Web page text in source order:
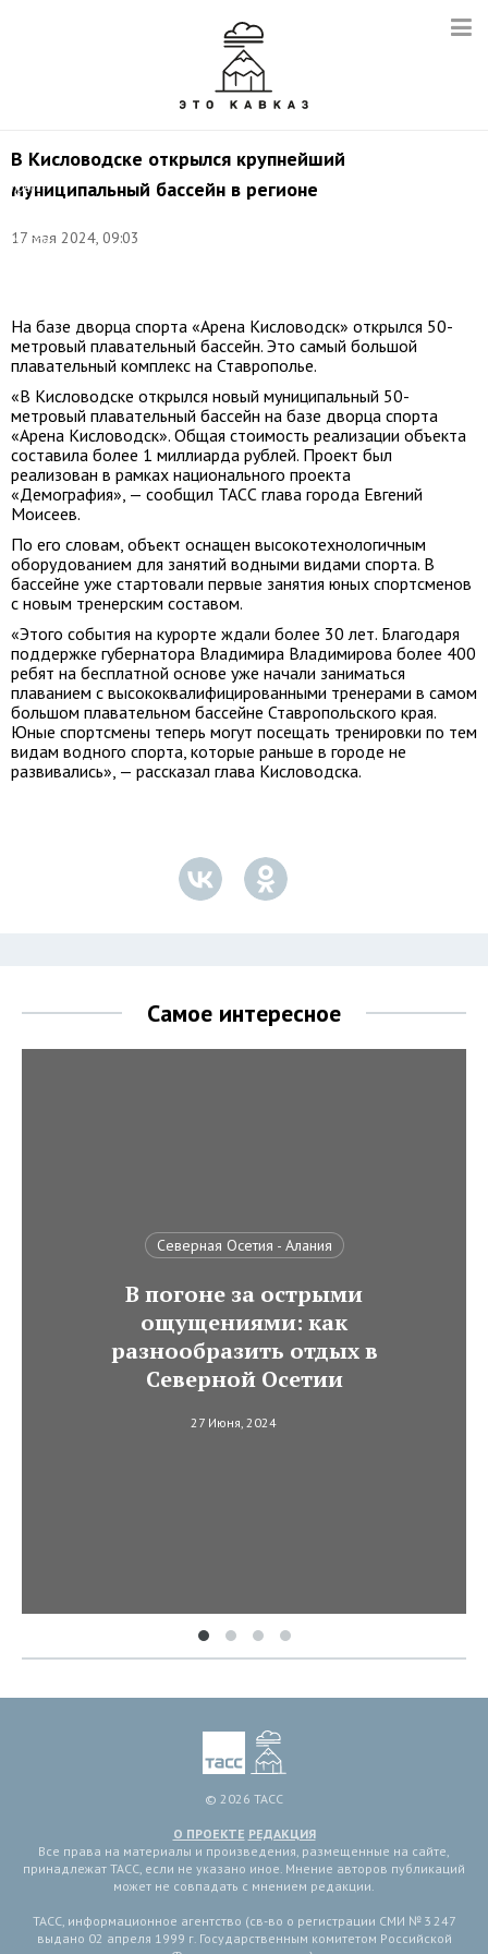
В Кисловодске открылся крупнейший
муниципальный бассейн в регионе
17 мая 2024, 09:03
Фото:
пресс-
служба
города-
На базе дворца спорта «Арена Кисловодск» открылся 50-
метровый плавательный бассейн. Это самый большой
плавательный комплекс на Ставрополье.
«В Кисловодске открылся новый муниципальный 50-
метровый плавательный бассейн на базе дворца спорта
«Арена Кисловодск». Общая стоимость реализации объекта
составила более 1 миллиарда рублей. Проект был
реализован в рамках национального проекта
«Демография», — сообщил ТАСС глава города Евгений
Моисеев.
По его словам, объект оснащен высокотехнологичным
оборудованием для занятий водными видами спорта. В
бассейне уже стартовали первые занятия юных спортсменов
с новым тренерским составом.
«Этого события на курорте ждали более 30 лет. Благодаря
поддержке губернатора Владимира Владимирова более 400
ребят на бесплатной основе уже начали заниматься
плаванием с высококвалифицированными тренерами в самом
большом плавательном бассейне Ставропольского края.
Юные спортсмены теперь могут посещать тренировки по тем
видам водного спорта, которые раньше в городе не
развивались», — рассказал глава Кисловодска.
Самое интересное
Северная Осетия - Алания
В погоне за острыми
ощущениями: как
разнообразить отдых в
Северной Осетии
27 Июня, 2024
© 2026 ТАСС
О ПРОЕКТЕ РЕДАКЦИЯ
Все права на материалы и произведения, размещенные на сайте,
принадлежат ТАСС, если не указано иное. Мнение авторов публикаций
может не совпадать с мнением редакции.
ТАСС, информационное агентство (св-во о регистрации СМИ № 3 247
выдано 02 апреля 1999 г. Государственным комитетом Российской